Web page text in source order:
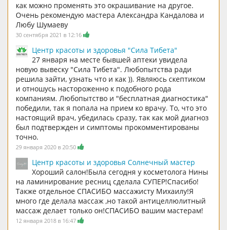
как можно променять это окрашивание на другое.
Очень рекомендую мастера Александра Кандалова и
Любу Шумаеву
30 сентября 2021 в 12:16
Центр красоты и здоровья "Сила Тибета"
27 января на месте бывшей аптеки увидела
новую вывеску "Сила Тибета". Любопытства ради
решила зайти, узнать что и как )). Являюсь скептиком
и отношусь настороженно к подобного рода
компаниям. Любопытство и "бесплатная диагностика"
победили, так я попала на прием ко врачу. То, что это
настоящий врач, убедилась сразу, так как мой диагноз
был подтвержден и симптомы прокомментированы
точно.
29 января 2020 в 20:50
Центр красоты и здоровья Солнечный мастер
Хороший салон!Была сегодня у косметолога Нины
на ламинирование ресниц сделала СУПЕР!Спасибо!
Также отдельное СПАСИБО массажисту Михаилу!Я
много где делала массаж ,но такой антицеллюлитный
массаж делает только он!СПАСИБО вашим мастерам!
12 января 2018 в 16:47